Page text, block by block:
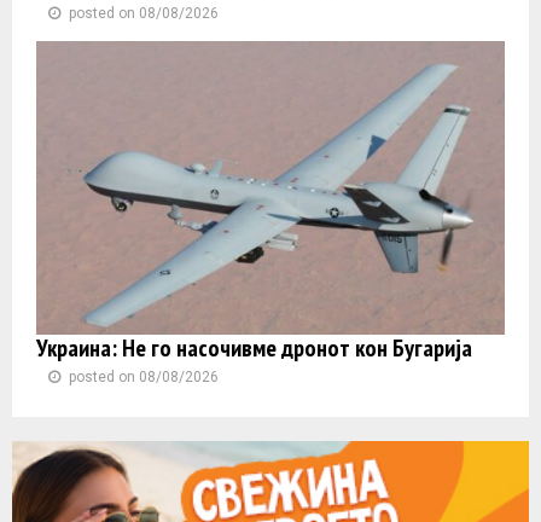
posted on 08/08/2026
Украина: Не го насочивме дронот кон Бугарија
posted on 08/08/2026